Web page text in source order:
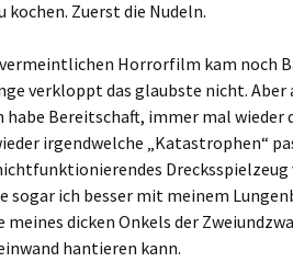
kochen. Zuerst die Nudeln.
Horrorfilm kam noch
verkloppt das glaubste nicht.
habe Bereitschaft, immer mal
irgendwelche „Katastrophen“
Drecksspielzeug
sogar ich besser mit meinem
dicken Onkels der
hantieren kann.